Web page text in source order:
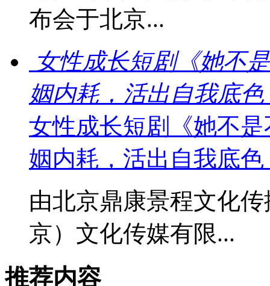
布会于北京...
女性成长短剧《她不
姻内耗，活出自我底色
女性成长短剧《她不
姻内耗，活出自我底色
由北京鼎康景程文化
京）文化传媒有限...
推荐内容